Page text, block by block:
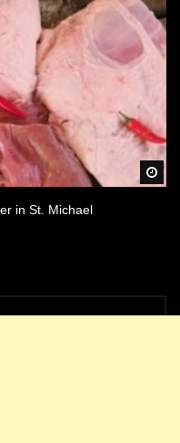
in St. Michael